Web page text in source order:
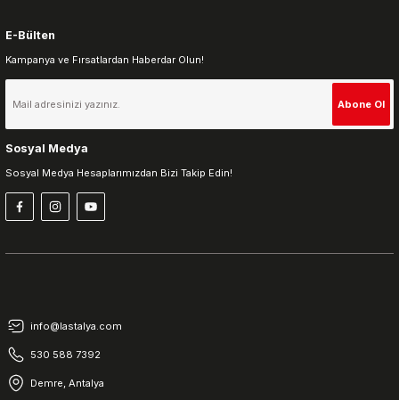
Gönder
E-Bülten
Kampanya ve Fırsatlardan Haberdar Olun!
Abone Ol
Sosyal Medya
Sosyal Medya Hesaplarımızdan Bizi Takip Edin!
info@lastalya.com
530 588 7392
Demre, Antalya